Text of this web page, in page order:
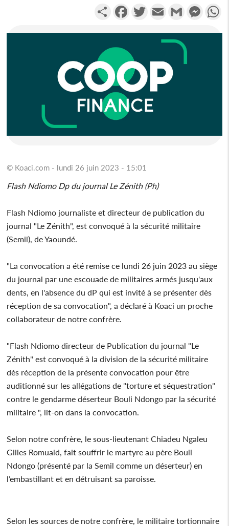
PartagerFacebookTwitterEmail Gmail
© Koaci.com - lundi 26 juin 2023 - 15:01
Flash Ndiomo Dp du journal Le Zénith (Ph)
Flash Ndiomo journaliste et directeur de publication du
journal "Le Zénith", est convoqué à la sécurité militaire
(Semil), de Yaoundé.
"La convocation a été remise ce lundi 26 juin 2023 au siège
du journal par une escouade de militaires armés jusqu'aux
dents, en l'absence du dP qui est invité à se présenter dès
réception de sa convocation", a déclaré à Koaci un proche
collaborateur de notre confrère.
"Flash Ndiomo directeur de Publication du journal "Le
Zénith" est convoqué à la division de la sécurité militaire
dès réception de la présente convocation pour être
auditionné sur les allégations de "torture et séquestration"
contre le gendarme déserteur Bouli Ndongo par la sécurité
militaire ", lit-on dans la convocation.
Selon notre confrère, le sous-lieutenant Chiadeu Ngaleu
Gilles Romuald, fait souffrir le martyre au père Bouli
Ndongo (présenté par la Semil comme un déserteur) en
l’embastillant et en détruisant sa paroisse.
Selon les sources de notre confrère, le militaire tortionnaire